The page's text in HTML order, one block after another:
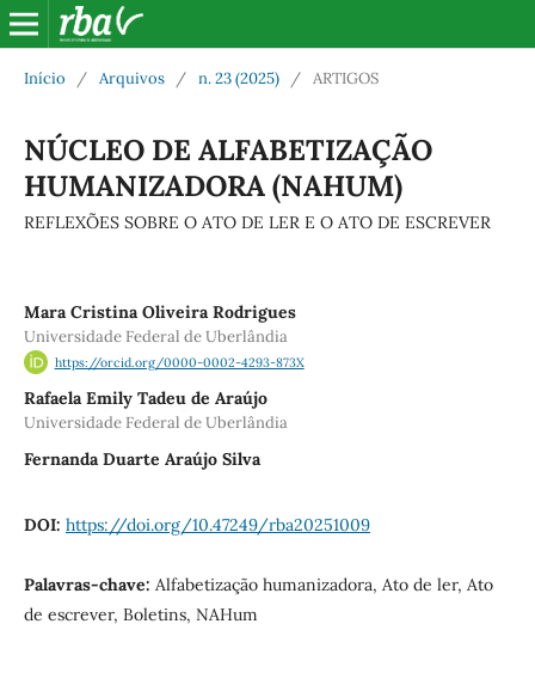
Início / Arquivos / n. 23 (2025) / ARTIGOS
NÚCLEO DE ALFABETIZAÇÃO
HUMANIZADORA (NAHUM)
REFLEXÕES SOBRE O ATO DE LER E O ATO DE ESCREVER
Mara Cristina Oliveira Rodrigues
Universidade Federal de Uberlândia
https://orcid.org/0000-0002-4293-873X
Rafaela Emily Tadeu de Araújo
Universidade Federal de Uberlândia
Fernanda Duarte Araújo Silva
DOI: https://doi.org/10.47249/rba20251009
Palavras-chave: Alfabetização humanizadora, Ato de ler, Ato
de escrever, Boletins, NAHum